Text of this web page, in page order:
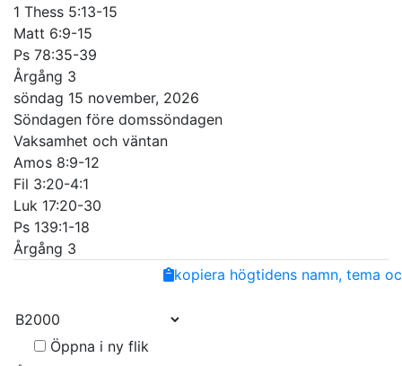
1 Thess 5:13-15
Matt 6:9-15
Ps 78:35-39
Årgång 3
söndag 15 november, 2026
Söndagen före domssöndagen
Vaksamhet och väntan
Amos 8:9-12
Fil 3:20-4:1
Luk 17:20-30
Ps 139:1-18
Årgång 3
EmailCopy
kopiera högtidens namn, tema
Öppna i ny flik